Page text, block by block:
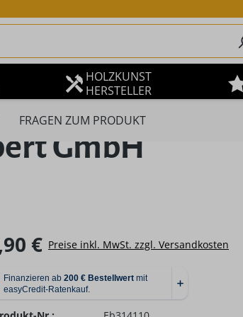
HOLZKUNST
HERSTELLER
FRAGEN ZUM PRODUKT
GmbH
Preis:
€ Preise inkl. MwSt. zzgl. Versandkosten